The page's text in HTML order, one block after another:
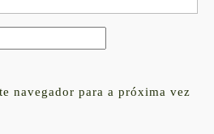
navegador para a próxima vez